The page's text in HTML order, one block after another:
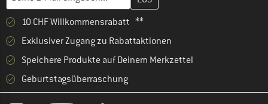
10 CHF Willkommensrabatt **
Exklusiver Zugang zu Rabattaktionen
Speichere Produkte auf Deinem Merkzettel
Geburtstagsüberraschung